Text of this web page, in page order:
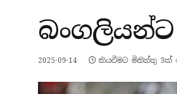
2025-09-14 කියවීමට මිනිත්තු 3ක්